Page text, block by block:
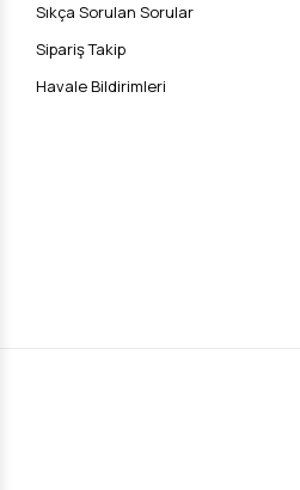
Sıkça Sorulan Sorular
Sipariş Takip
Havale Bildirimleri